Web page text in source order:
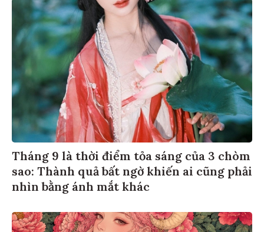
Tháng 9 là thời điểm tỏa sáng của 3 chòm
sao: Thành quả bất ngờ khiến ai cũng phải
nhìn bằng ánh mắt khác